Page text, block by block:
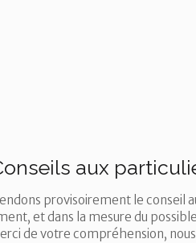
aux
provisoirement le conseil
et dans la mesure du
de votre compréhension,